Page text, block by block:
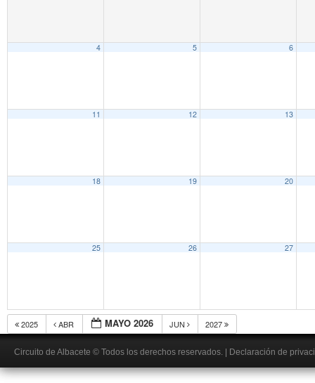
4 5 6
11 12 13
18 19 20
25 26 27
2025 ABR MAYO 2026 JUN 2027
Circuito de Albacete © Todos los derechos reservados. Declaración de